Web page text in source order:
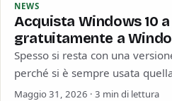
NEWS
Acquista Windows 10
gratuitamente a
Spesso si resta con una
perché si è sempre usata
sicurezza informatica o…
Maggio 31, 2026 · 3 min di lettura